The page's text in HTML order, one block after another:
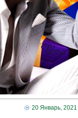
20 Январь, 2021